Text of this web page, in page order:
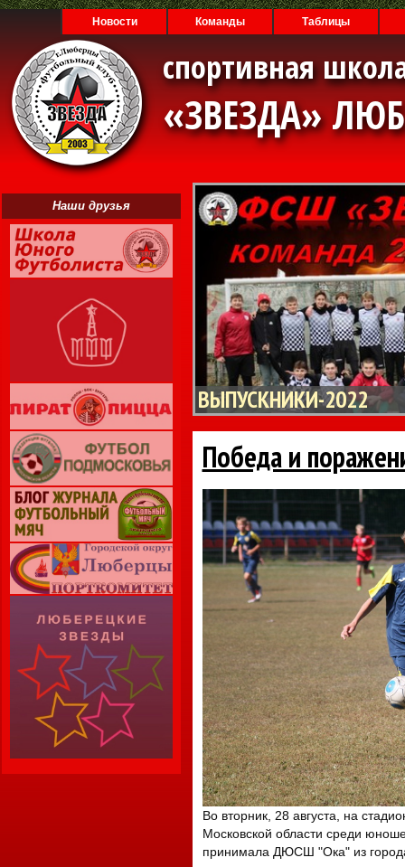
Новости Команды Таблицы
спортивная
«ЗВЕЗДА»
Наши друзья
ВЫПУСКНИКИ-2022
Победа и
Во вторник, 28 августа, на
Московской области среди
принимала ДЮСШ "Ока" из